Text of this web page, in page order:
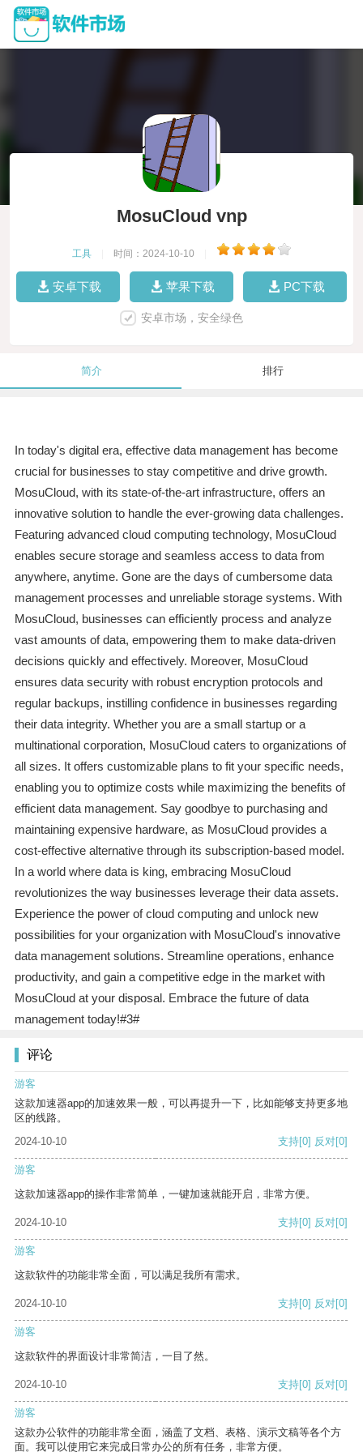
MosuCloud vnp
工具 时间：2024-10-10
安卓下载 苹果下载 PC下载
安卓市场，安全绿色
简介 排行
In today's digital era, effective data management has become
crucial for businesses to stay competitive and drive growth.
MosuCloud, with its state-of-the-art infrastructure, offers an
innovative solution to handle the ever-growing data challenges.
Featuring advanced cloud computing technology, MosuCloud
enables secure storage and seamless access to data from
anywhere, anytime. Gone are the days of cumbersome data
management processes and unreliable storage systems. With
MosuCloud, businesses can efficiently process and analyze
vast amounts of data, empowering them to make data-driven
decisions quickly and effectively. Moreover, MosuCloud
ensures data security with robust encryption protocols and
regular backups, instilling confidence in businesses regarding
their data integrity. Whether you are a small startup or a
multinational corporation, MosuCloud caters to organizations of
all sizes. It offers customizable plans to fit your specific needs,
enabling you to optimize costs while maximizing the benefits of
efficient data management. Say goodbye to purchasing and
maintaining expensive hardware, as MosuCloud provides a
cost-effective alternative through its subscription-based model.
In a world where data is king, embracing MosuCloud
revolutionizes the way businesses leverage their data assets.
Experience the power of cloud computing and unlock new
possibilities for your organization with MosuCloud's innovative
data management solutions. Streamline operations, enhance
productivity, and gain a competitive edge in the market with
MosuCloud at your disposal. Embrace the future of data
management today!#3#
评论
游客
这款加速器app的加速效果一般，可以再提升一下，比如能够支持更多地
区的线路。
2024-10-10
支持[0] 反对[0]
游客
这款加速器app的操作非常简单，一键加速就能开启，非常方便。
2024-10-10 支持[0] 反对[0]
游客
这款软件的功能非常全面，可以满足我所有需求。
2024-10-10 支持[0] 反对[0]
游客
这款软件的界面设计非常简洁，一目了然。
2024-10-10 支持[0] 反对[0]
游客
这款办公软件的功能非常全面，涵盖了文档、表格、演示文稿等各个方
面。我可以使用它来完成日常办公的所有任务，非常方便。